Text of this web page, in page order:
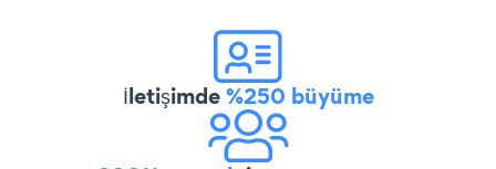
İletişimde%250 büyüme